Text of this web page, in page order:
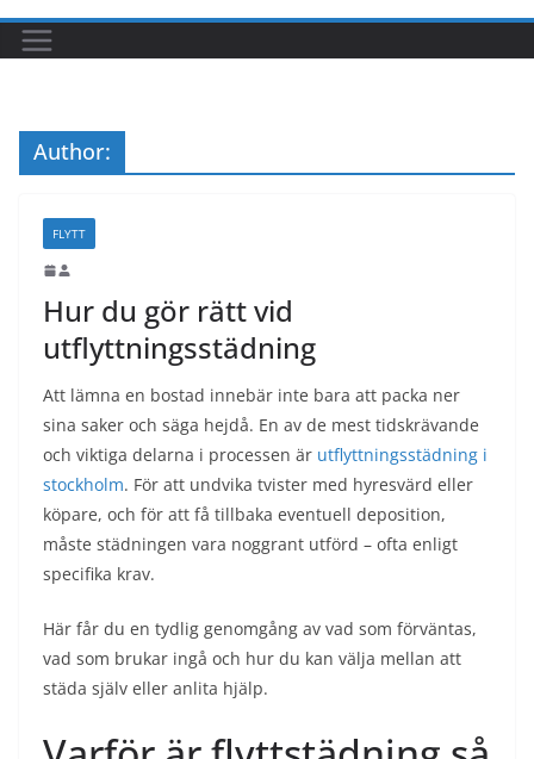
Author:
FLYTT
Hur du gör rätt vid
utflyttningsstädning
Att lämna en bostad innebär inte bara att packa ner
sina saker och säga hejdå. En av de mest tidskrävande
och viktiga delarna i processen är utflyttningsstädning i
stockholm. För att undvika tvister med hyresvärd eller
köpare, och för att få tillbaka eventuell deposition,
måste städningen vara noggrant utförd – ofta enligt
specifika krav.
Här får du en tydlig genomgång av vad som förväntas,
vad som brukar ingå och hur du kan välja mellan att
städa själv eller anlita hjälp.